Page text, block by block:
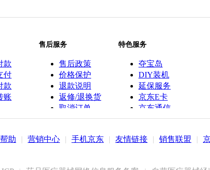
款
付
款
账
售后服务
售后政策
价格保护
退款说明
返修/退换货
取消订单
特色服务
夺宝岛
DIY装机
延保服务
京东E卡
京东通信
京鱼座智能
助 | 营销中心 | 手机京东 | 友情链接 | 销售联盟 |